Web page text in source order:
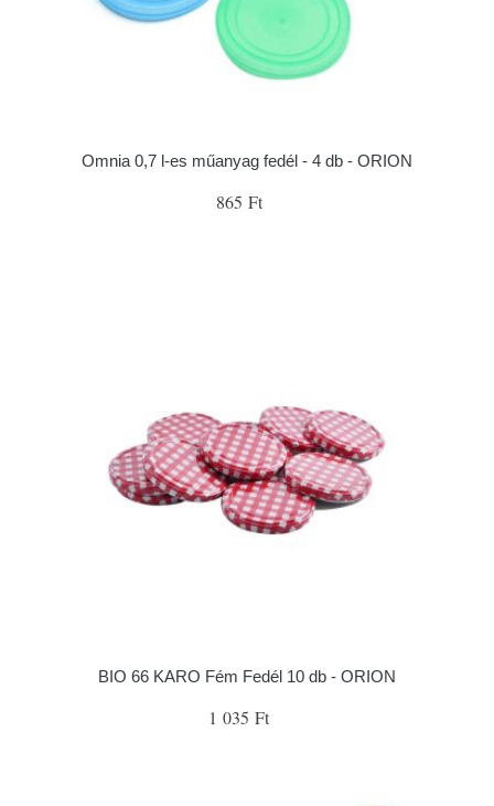
Omnia 0,7 l-es műanyag fedél - 4 db - ORION
865 Ft
BIO 66 KARO Fém Fedél 10 db - ORION
1 035 Ft